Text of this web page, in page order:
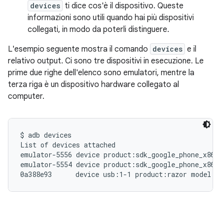
devices ti dice cos'è il dispositivo. Queste
informazioni sono utili quando hai più dispositivi
collegati, in modo da poterli distinguere.
L'esempio seguente mostra il comando devices e il
relativo output. Ci sono tre dispositivi in esecuzione. Le
prime due righe dell'elenco sono emulatori, mentre la
terza riga è un dispositivo hardware collegato al
computer.
$ adb devices
List of devices attached
emulator-5556 device
emulator-5554 device